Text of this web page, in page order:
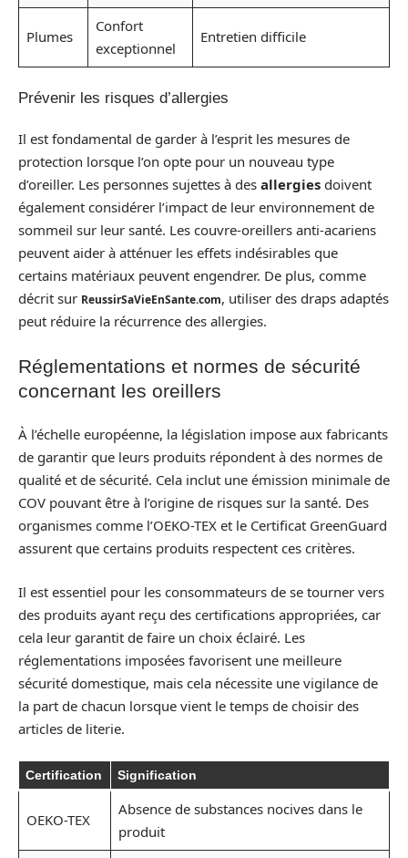
Plumes
Confort
exceptionnel
Entretien difficile
Prévenir les risques d’allergies
Il est fondamental de garder à l’esprit les mesures de
protection lorsque l’on opte pour un nouveau type
d’oreiller. Les personnes sujettes à des allergies doivent
également considérer l’impact de leur environnement de
sommeil sur leur santé. Les couvre-oreillers anti-acariens
peuvent aider à atténuer les effets indésirables que
certains matériaux peuvent engendrer. De plus, comme
décrit sur ReussirSaVieEnSante.com, utiliser des draps adaptés
peut réduire la récurrence des allergies.
Réglementations et normes de sécurité
concernant les oreillers
À l’échelle européenne, la législation impose aux fabricants
de garantir que leurs produits répondent à des normes de
qualité et de sécurité. Cela inclut une émission minimale de
COV pouvant être à l’origine de risques sur la santé. Des
organismes comme l’OEKO-TEX et le Certificat GreenGuard
assurent que certains produits respectent ces critères.
Il est essentiel pour les consommateurs de se tourner vers
des produits ayant reçu des certifications appropriées, car
cela leur garantit de faire un choix éclairé. Les
réglementations imposées favorisent une meilleure
sécurité domestique, mais cela nécessite une vigilance de
la part de chacun lorsque vient le temps de choisir des
articles de literie.
Certification Signification
OEKO-TEX
Absence de substances nocives dans le
produit